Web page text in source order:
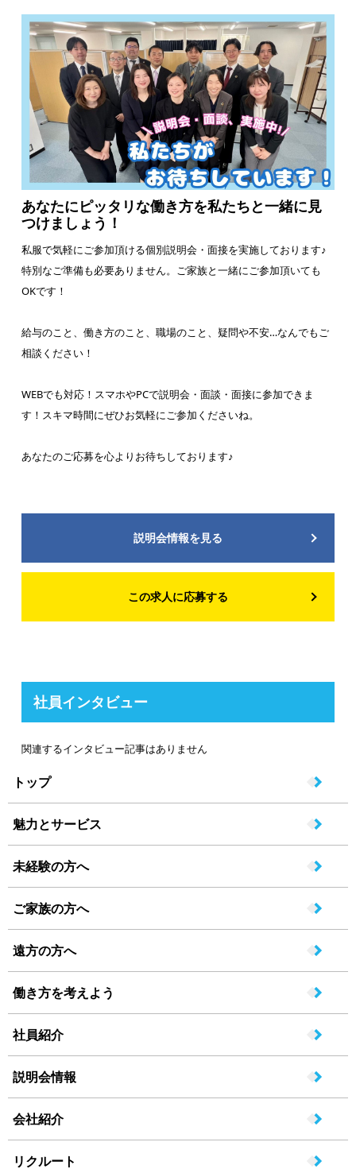
あなたにピッタリな働き方を私たちと一緒に見
つけましょう！
私服で気軽にご参加頂ける個別説明会・面接を実施しております♪
特別なご準備も必要ありません。ご家族と一緒にご参加頂いても
OKです！
給与のこと、働き方のこと、職場のこと、疑問や不安…なんでもご
相談ください！
WEBでも対応！スマホやPCで説明会・面談・面接に参加できま
す！スキマ時間にぜひお気軽にご参加くださいね。
あなたのご応募を心よりお待ちしております♪
説明会情報を見る
この求人に応募する
社員インタビュー
関連するインタビュー記事はありません
トップ
魅力とサービス
未経験の方へ
ご家族の方へ
遠方の方へ
働き方を考えよう
社員紹介
説明会情報
会社紹介
リクルート